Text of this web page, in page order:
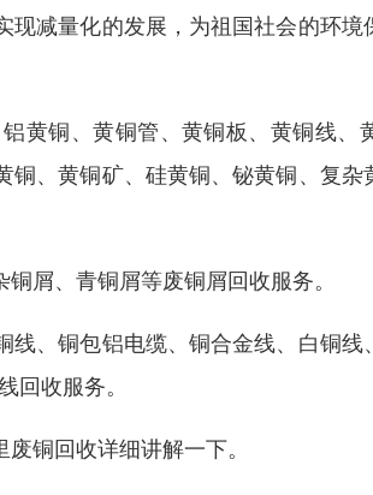
减量化的发展，为祖国社会的环
黄铜、黄铜管、黄铜板、黄铜线、
、黄铜矿、硅黄铜、铋黄铜、复
屑、青铜屑等废铜屑回收服务。
、铜包铝电缆、铜合金线、白铜
收服务。
铜回收详细讲解一下。